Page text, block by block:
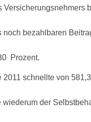
Versicherungsnehmers
noch bezahlbaren
Prozent.
2011 schnellte von
wiederum der